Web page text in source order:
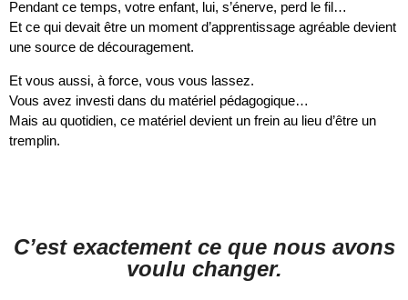
Pendant ce temps, votre enfant, lui, s’énerve, perd le fil…
Et ce qui devait être un moment d’apprentissage agréable devient
une source de découragement.
Et vous aussi, à force, vous vous lassez.
Vous avez investi dans du matériel pédagogique…
Mais au quotidien, ce matériel devient un frein au lieu d’être un
tremplin.
C’est exactement ce que nous avons
voulu changer.